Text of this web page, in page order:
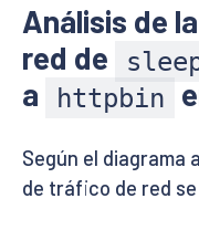
Análisis de
red de
a
httpbin
Según el diagrama
de tráfico de red